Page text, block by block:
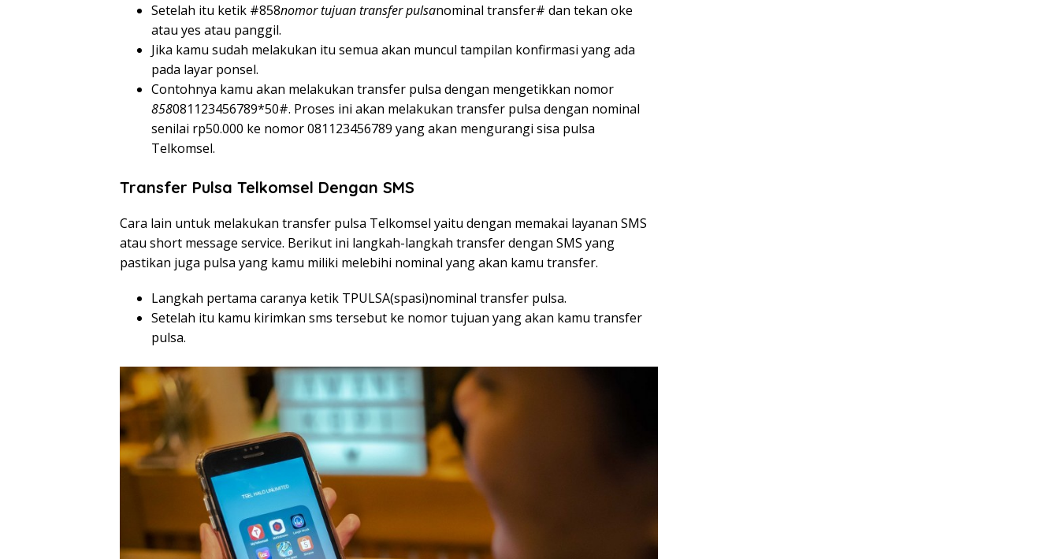
Setelah itu ketik #858nomor tujuan transfer pulsanominal transfer# dan tekan oke
atau yes atau panggil.
Jika kamu sudah melakukan itu semua akan muncul tampilan konfirmasi yang ada
pada layar ponsel.
Contohnya kamu akan melakukan transfer pulsa dengan mengetikkan nomor
858081123456789*50#. Proses ini akan melakukan transfer pulsa dengan nominal
senilai rp50.000 ke nomor 081123456789 yang akan mengurangi sisa pulsa
Telkomsel.
Transfer Pulsa Telkomsel Dengan SMS
Cara lain untuk melakukan transfer pulsa Telkomsel yaitu dengan memakai layanan SMS
atau short message service. Berikut ini langkah-langkah transfer dengan SMS yang
pastikan juga pulsa yang kamu miliki melebihi nominal yang akan kamu transfer.
Langkah pertama caranya ketik TPULSA(spasi)nominal transfer pulsa.
Setelah itu kamu kirimkan sms tersebut ke nomor tujuan yang akan kamu transfer
pulsa.